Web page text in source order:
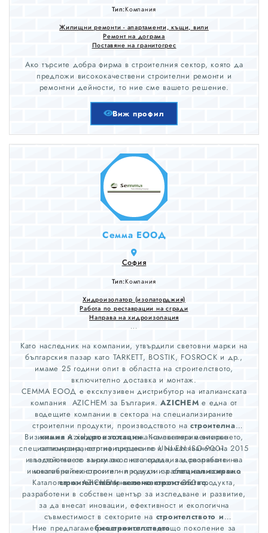
Тип:Компания
Жилищни ремонти - апартаменти, къщи, вили
Ремонт на дограма
Поставяне на гранитогрес
Ако търсите добра фирма в строителния сектор, която да
предложи висококачествени строителни ремонти и
ремонтни дейности, то ние сме вашето решение.
Виж профил
Семма ЕООД
София
Тип:Компания
Хидроизолатор (изолаторджия)
Работа по реставрации на сгради
Направа на хидроизолация
...
Като наследник на компании, утвърдили световни марки на
българския пазар като TARKETT, BOSTIK, FOSROCK и др.,
имаме 25 години опит в областта на строителството,
включително доставка и монтаж.
СЕММА ЕООД е ексклузивен дистрибутор на италианската
компания AZICHEM за България.AZICHEM е една от
водещите компании в сектора на специализираните
строителни продукти, производството настроителна
химия и хидроизолации. Компанията е високо
специализирана, сертифицирана по UNI EN ISO 9001: 2015
и постоянно се занимава с изследвания и разработки на
иновативни технологии и продукти заспециализирано
строителство и зелено строителство.
Визията на Azichem е посветена на експериментирането,
оптимизирането на процесите и намаляването на
въздействието върху околната среда, задоволяване на
многобройни строителни нужди и работа във всички
пазарни сегменти.
Каталогът на AZICHEM включва около 350 продукта,
разработени в собствен център за изследване и развитие,
за да внесат иновации, ефективност и екологична
съвместимост в секторите на строителството и
биостроителството.
Ние предлагаме решения от следващо поколение за